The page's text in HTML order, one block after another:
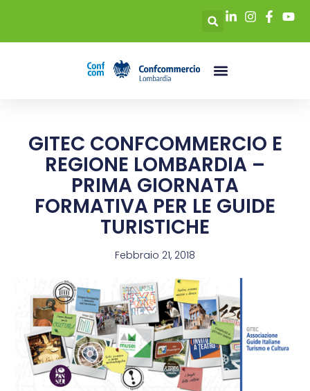
GITEC CONFCOMMERCIO E
REGIONE LOMBARDIA –
PRIMA GIORNATA
FORMATIVA PER LE GUIDE
TURISTICHE
Febbraio 21, 2018